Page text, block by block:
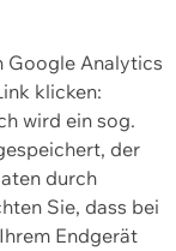
Google Analytics
klicken:
wird ein sog.
der
durch
Sie, dass bei
Endgerät